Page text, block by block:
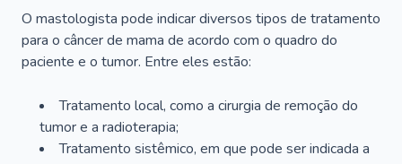
O mastologista pode indicar diversos tipos de tratamento
para o câncer de mama de acordo com o quadro do
paciente e o tumor. Entre eles estão:
Tratamento local, como a cirurgia de remoção do
tumor e a radioterapia;
Tratamento sistêmico, em que pode ser indicada a